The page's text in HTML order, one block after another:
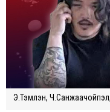
Э.Тэмүүлэн,